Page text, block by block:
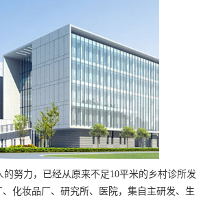
的努力，已经从原来不足10平米的乡村诊所发
、化妆品厂、研究所、医院，集自主研发、生